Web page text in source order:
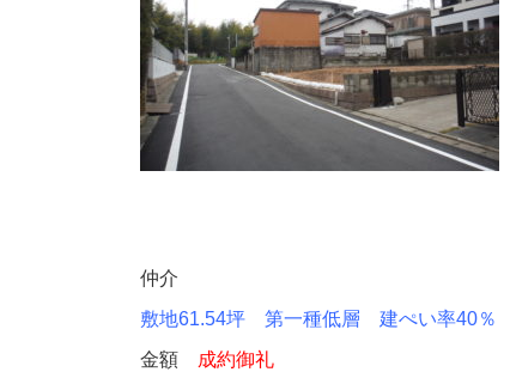
仲介
敷地61.54坪 第一種低層 建ぺい率40％
金額
成約御礼